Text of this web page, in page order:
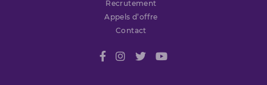
Recrutement
Appels d’offre
Contact